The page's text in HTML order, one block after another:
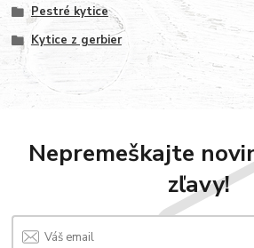
Pestré kytice
Kytice z gerbier
Nepremeškajte
zľavy!